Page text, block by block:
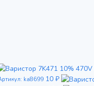
ka8699 10 ₽